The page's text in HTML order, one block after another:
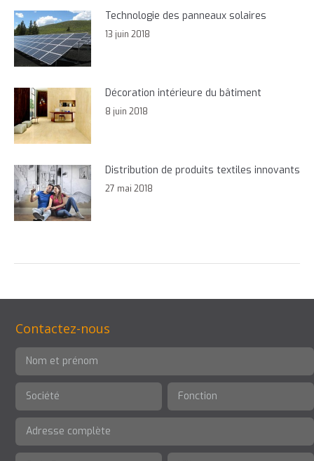
Technologie des panneaux solaires
13 juin 2018
Décoration intérieure du bâtiment
8 juin 2018
Distribution de produits textiles innovants
27 mai 2018
Contactez-nous